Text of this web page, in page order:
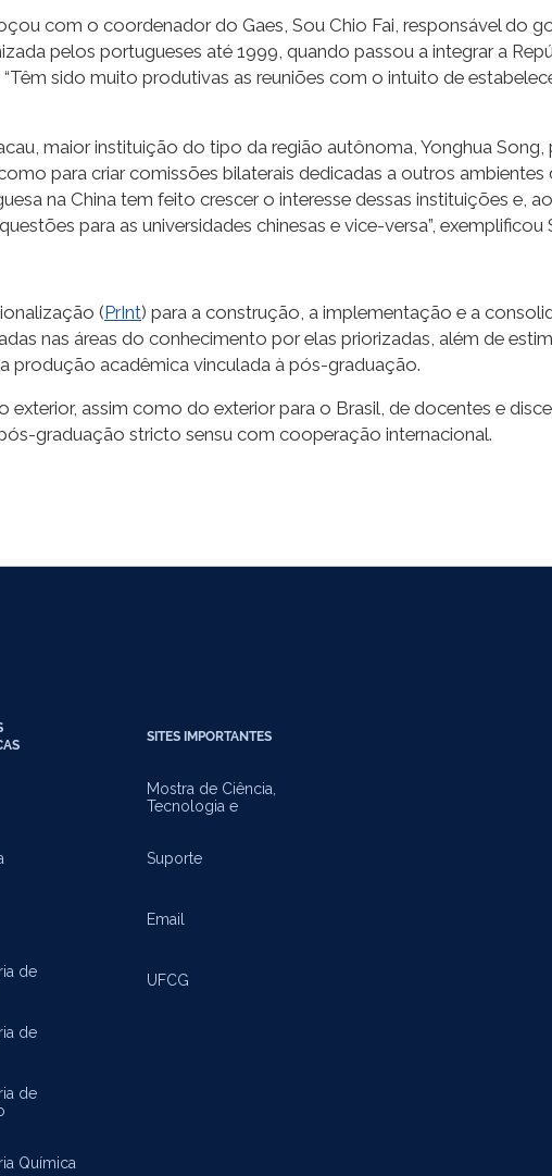
com o coordenador do Gaes, Sou Chio Fai, responsável do
pelos portugueses até 1999, quando passou a integrar a
sido muito produtivas as reuniões com o intuito de
maior instituição do tipo da região autônoma, Yonghua Song,
para criar comissões bilaterais dedicadas a outros ambientes
na China tem feito crescer o interesse dessas instituições e,
para as universidades chinesas e vice-versa”, exemplificou
(PrInt) para a construção, a implementação e a
nas áreas do conhecimento por elas priorizadas, além de
produção acadêmica vinculada à pós-graduação.
assim como do exterior para o Brasil, de docentes e
graduação stricto sensu com cooperação internacional.
de
de
de
Química
SITES IMPORTANTES
Mostra de Ciência,
Tecnologia e
Suporte
Email
UFCG